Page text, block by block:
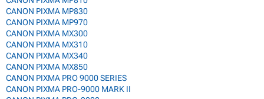
CANON PIXMA MP830
CANON PIXMA MP970
CANON PIXMA MX300
CANON PIXMA MX310
CANON PIXMA MX340
CANON PIXMA MX850
CANON PIXMA PRO 9000 SERIES
CANON PIXMA PRO-9000 MARK II